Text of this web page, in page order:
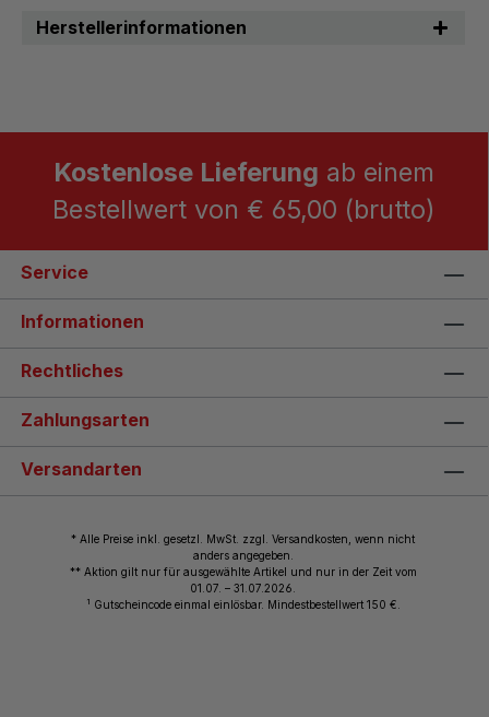
Herstellerinformationen
Kostenlose Lieferung ab einem
Bestellwert von € 65,00 (brutto)
Service
Informationen
Rechtliches
Zahlungsarten
Versandarten
* Alle Preise inkl. gesetzl. MwSt. zzgl. Versandkosten, wenn nicht
anders angegeben.
** Aktion gilt nur für ausgewählte Artikel und nur in der Zeit vom
01.07. – 31.07.2026.
1 Gutscheincode einmal einlösbar. Mindestbestellwert 150 €.